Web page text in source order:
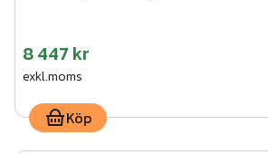
8 447 kr
exkl.moms
Köp